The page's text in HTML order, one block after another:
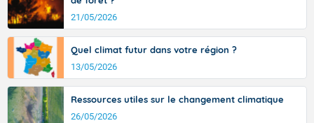
21/05/2026
Quel climat futur dans votre région ?
13/05/2026
Ressources utiles sur le changement climatique
26/05/2026